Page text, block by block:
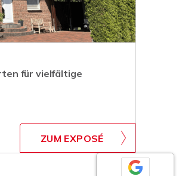
für vielfältige
ZUM EXPOSÉ